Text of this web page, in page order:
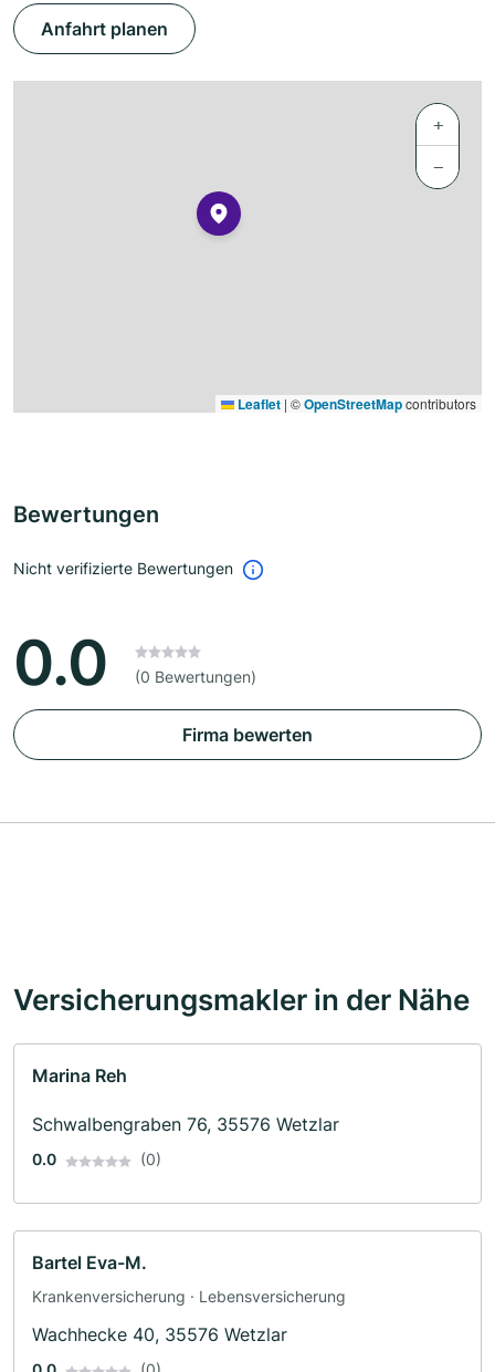
Anfahrt planen
+
−
Leaflet | ©OpenStreetMapcontributors
Bewertungen
Nicht verifizierte Bewertungen
0.0 (0 Bewertungen)
Firma bewerten
Versicherungsmakler in der Nähe
Marina Reh
Schwalbengraben 76, 35576 Wetzlar
0.0 (0)
Bartel Eva-M.
Krankenversicherung · Lebensversicherung
Wachhecke 40, 35576 Wetzlar